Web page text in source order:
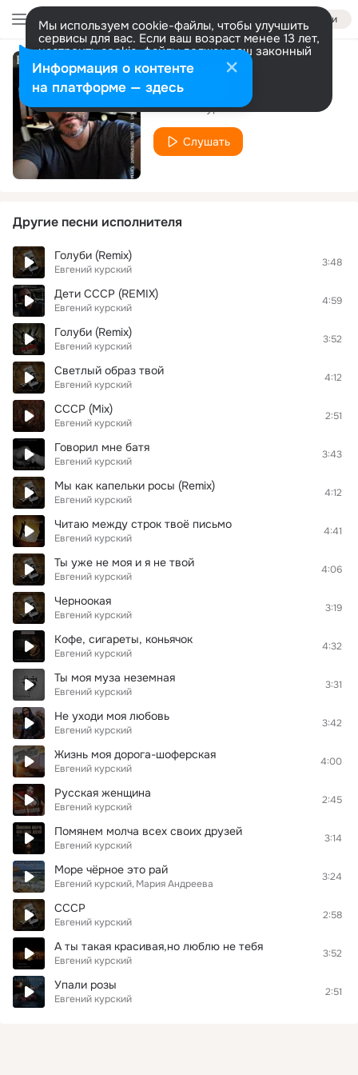
Войти
Мы используем cookie-файлы, чтобы улучшить
сервисы для вас. Если ваш возраст менее 13 лет,
настроить cookie-файлы должен ваш законный
представитель. Больше информации
Разрешить все Настроить
Не обещай
Евгений курский
Слушать
Другие песни исполнителя
Голуби (Remix)
Евгений курский
3:48
Дети СССР (REMIX)
Евгений курский
4:59
Голуби (Remix)
Евгений курский
3:52
Светлый образ твой
Евгений курский
4:12
СССР (Mix)
Евгений курский
2:51
Говорил мне батя
Евгений курский
3:43
Мы как капельки росы (Remix)
Евгений курский
4:12
Читаю между строк твоё письмо
Евгений курский
4:41
Ты уже не моя и я не твой
Евгений курский
4:06
Черноокая
Евгений курский
3:19
Кофе, сигареты, коньячок
Евгений курский
4:32
Ты моя муза неземная
Евгений курский
3:31
Не уходи моя любовь
Евгений курский
3:42
Жизнь моя дорога-шоферская
Евгений курский
4:00
Русская женщина
Евгений курский
2:45
Помянем молча всех своих друзей
Евгений курский
3:14
Море чёрное это рай
Евгений курский Мария Андреева
3:24
СССР
Евгений курский
2:58
А ты такая красивая,но люблю не тебя
Евгений курский
3:52
Упали розы
Евгений курский
2:51
Информация о контенте
на платформе — здесь